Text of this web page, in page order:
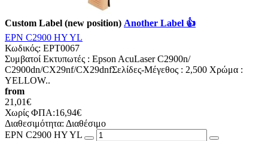
Custom Label (new position) Another Label 👍
EPN C2900 HY YL
Κωδικός: EPT0067
Συμβατοί Εκτυπωτές : Epson AcuLaser C2900n/
C2900dn/CX29nf/CX29dnfΣελίδες-Mέγεθος : 2,500 Χρώμα :
YELLOW..
from
21,01€
Χωρίς ΦΠΑ:16,94€
Διαθεσιμότητα: Διαθέσιμο
EPN C2900 HY YL